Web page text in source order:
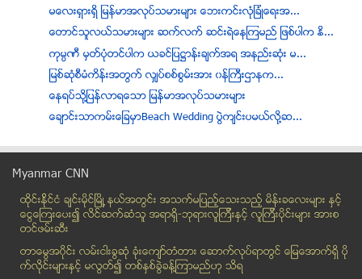
မေလးရႇားရႇိ ျမန္မာအလုပ္သမားမ်ား ေဘးကင္းလံုျခံဳေရးအ...
ေတာင္သူလယ္သမားမ်ား ဆက္လက္ ဆင္းရဲေနၾကမည္ ျဖစ္ပါက ႏိ...
ကုမၸဏီ မႇတ္ပံုတင္ပါက ယခင္ျပ႒ာန္းခ်က္အရ အနည္းဆုံး မ...
ျမစ္ဆံုစီမံကိန္းအတြက္ လွ်ပ္စစ္စြမ္းအား ၀န္ႀကီးဌာနက...
ေနရပ္သို႔ျပန္လာရေသာ ျမန္မာအလုပ္သမားမ်ား
ေခ်ာင္းသာကမ္းေျခမွာBeach Wedding ပြဲက်င္းပမယ္လုိ႔ဆ...
အိႏၵိယတြင္ ရထား မီးေလာင္၊ အနည္းဆုံး လူ ၂၃ ဦး ေသဆုံး
အႂကြင္းမဲ့တန္ဖိုးစံ – ဒီမိုကေရစီ (၂)
အက်ိဳးလိုလို႔ ေညာင္ေရေလာင္း
မႏၲေလးေခ်ာ္တြင္းဆိပ္ကမ္းတြင္ ေက်ာက္တင္သေဘၤာ ဂက္စ္အ...
ေရႀကီးေရလၽွံမွုမရွိေစရန္ စစ္ေတာင္းျမစ္ကို ေျဖာင့္တ...
Myanmar CNN
ထိုင္းနို္င္ငံ ခ်င္းမိုင္ျမိဳ ့နယ္အတြင္း အသက္မျပည့္ေသးသည့္ မိန္းခေလးမ်ား နွင့္
ေငြေၾကးေပး၍ လိင္ဆက္ဆံသူ အရာရွိ-ဘုရားလူၾကီးနွင့္ လူၾကီးပိုင္းမ်ား အားစ
တင္ဖမ္းဆီး
တာေမြအ၀ိုင္း လမ္းငါးခြဆံု ခံုးေက်ာ္တံတား ေဆာက္လုပ္ရာတြင္ ေျမေအာက္ရွိ ပို
က္လိုင္းမ်ားႏွင့္ မလြတ္၍ တစ္ႏွစ္ခြဲခန္႔ၾကာမည္ဟု သိရ